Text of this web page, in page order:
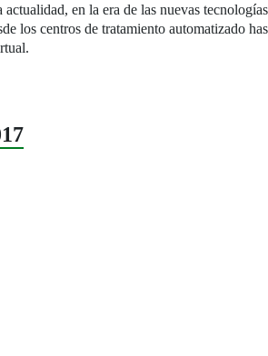
en la era de las nuevas
los centros de tratamiento automatizado